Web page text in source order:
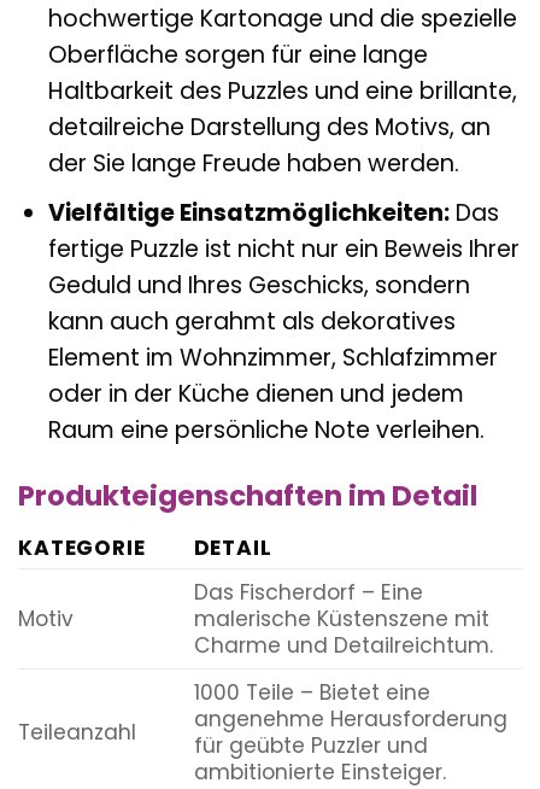
hochwertige Kartonage und die spezielle
Oberfläche sorgen für eine lange
Haltbarkeit des Puzzles und eine brillante,
detailreiche Darstellung des Motivs, an
der Sie lange Freude haben werden.
Vielfältige Einsatzmöglichkeiten:Das
fertige Puzzle ist nicht nur ein Beweis Ihrer
Geduld und Ihres Geschicks, sondern
kann auch gerahmt als dekoratives
Element im Wohnzimmer, Schlafzimmer
oder in der Küche dienen und jedem
Raum eine persönliche Note verleihen.
Produkteigenschaften im Detail
KATEGORIE DETAIL
Motiv
Das Fischerdorf – Eine
malerische Küstenszene mit
Charme und Detailreichtum.
Teileanzahl
1000 Teile – Bietet eine
angenehme Herausforderung
für geübte Puzzler und
ambitionierte Einsteiger.